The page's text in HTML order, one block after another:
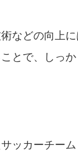
などの向上
とで、しっ
ッカーチー